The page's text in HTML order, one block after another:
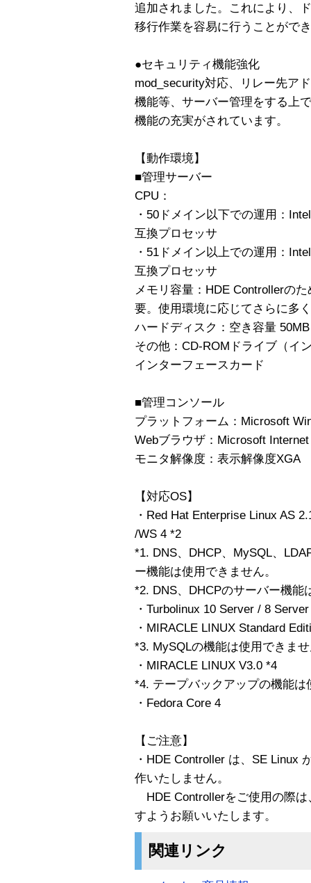
追加されました。これにより、
移行作業を容易に行うことがで
●セキュリティ機能強化
mod_security対応、リレー先ア
機能等、サーバー管理をする上
機能の充実がされています。
【動作環境】
■管理サーバー
CPU：
・50ドメイン以下での運用：
互換プロセッサ
・51ドメイン以上での運用：
互換プロセッサ
メモリ容量：HDE Controllerの
要。使用環境に応じてさらに多
ハードディスク：空き容量
その他：CD-ROMドライブ（イ
インターフェースカード
■管理コンソール
プラットフォーム：Microsoft
Webブラウザ：Microsoft
モニタ解像度：表示解像度XGA
【対応OS】
・Red Hat Enterprise Linux AS
/WS 4 *2
*1. DNS、DHCP、MySQL、
ー機能は使用できません。
*2. DNS、DHCPのサーバー機能
・Turbolinux 10 Server / 8 Server
・MIRACLE LINUX Standard
*3. MySQLの機能は使用できま
・MIRACLE LINUX V3.0 *4
*4. テープバックアップの機能は
・Fedora Core 4
【ご注意】
・HDE Controller は、SE Linux
作いたしません。
HDE Controllerをご使用の際は
すようお願いいたします。
関連リンク